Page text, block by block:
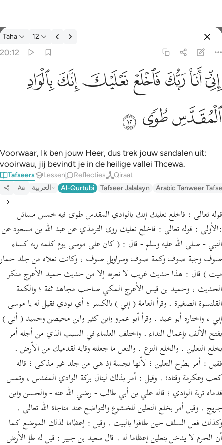
Tafseer: Taha 20:12
Taha 12
20:12
اني انا ربك فاخلع نعليك انك بالواد المقدس طوى ١٢
إِنِّىٓ أَنَا۠ رَبُّكَ فَٱخْلَعْ نَعْلَيْكَ ۖ إِنَّكَ بِٱلْوَادِ ٱلْمُقَدَّسِ طُوًۭى ١٢
ﲺﲻﲼﲽﲾﲿﳀ
ﳁﳂ ﳃ
Voorwaar, Ik ben jouw Heer, dus trek jouw sandalen uit:
vooirwau, jij bevindt je in de heilige vallei Thoewa.
Tafseers Lessen Reflecties Qiraat
Aa العربية Al-Qurtubi Tafseer Jalalayn Arabic Tanweer
قوله تعالى : فاخلع نعليك إنك بالوادي المقدس طوى فيه خمس مسائل
:الأولى : قوله تعالى : فاخلع نعليك روى الترمذي عن عبد الله بن مسعود عن
النبي - صلى الله عليه وسلم - قال : ( كان على موسى يوم كلمه ربه كساء
صوف وجبة صوف وكمة صوف وسراويل صوف ، وكانت نعلاه من جلد حمار
ميت ) قال : هذا حديث غريب لا نعرفه إلا من حديث حميد الأعرج منكر
الحديث ، وحميد بن قيس الأعرج المكي صاحب مجاهد ثقة ؛ والكمة
القلنسوة الصغيرة . وقرأ العامة ( إني ) بالكسر ؛ أي نودي فقيل له يا موسى
إني ، واختاره أبو عبيد . وقرأ أبو عمرو وابن كثير وابن محيصن وحميد ( أني )
بفتح الألف بإعمال النداء . واختلف العلماء في السبب الذي من أجله أمر
بخلع النعلين . والخلع النزع . والنعل ما جعلته وقاية لقدميك من الأرض .
فقيل : أمر بطرح النعلين ؛ لأنها نجسة إذ هي من جلد غير مذكى ؛ قاله
كعب وعكرمة وقتادة . وقيل : أمر بذلك لينال بركة الوادي المقدس ، وتمس
قدماه تربة الوادي ؛ قاله علي بن أبي طالب - رضي الله عنه - والحسن وابن
جريج . وقيل أمر بخلع النعلين للخشوع والتواضع عند مناجاة الله تعالى .
وكذلك فعل السلف حين طافوا بالبيت . وقيل : إعظاما لذلك الموضع كما
أن الحرم لا يدخل بنعلين إعظاما له . قال سعيد بن جبير : قيل له طإ الأرض